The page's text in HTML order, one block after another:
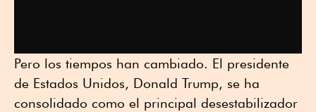
Pero los tiempos han cambiado. El presidente
de Estados Unidos, Donald Trump, se ha
consolidado como el principal desestabilizador